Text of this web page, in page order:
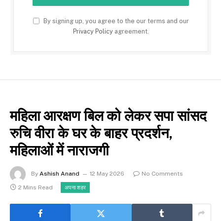
By signing up, you agree to the our terms and our
Privacy Policyagreement.
महिला आरक्षण बिल को लेकर सपा सांसद
रुचि वीरा के घर के बाहर प्रदर्शन,
महिलाओं में नाराजगी
By Ashish Anand 12 May 2026
No Comments
2 Mins Read
अपना शहर